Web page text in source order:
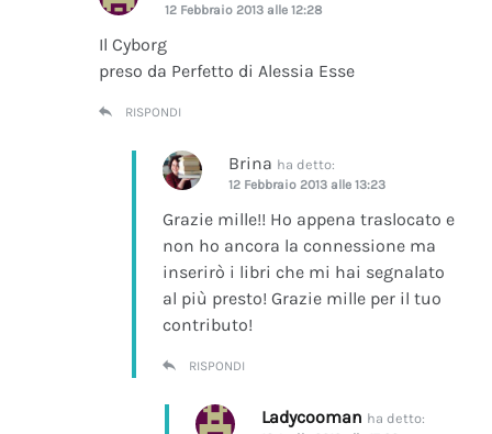
12 Febbraio 2013 alle 12:28
Il Cyborg
preso da Perfetto di Alessia Esse
RISPONDI
Brina ha detto:
12 Febbraio 2013 alle 13:23
Grazie mille!! Ho appena traslocato e
non ho ancora la connessione ma
inserirò i libri che mi hai segnalato
al più presto! Grazie mille per il tuo
contributo!
RISPONDI
Ladycooman ha detto: